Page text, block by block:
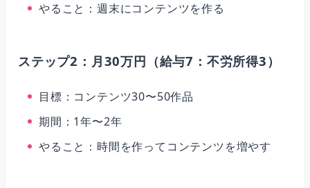
やること：週末にコンテンツを作る
ステップ2：月30万円（給与7：不労所得3）
目標：コンテンツ30〜50作品
期間：1年〜2年
やること：時間を作ってコンテンツを増やす